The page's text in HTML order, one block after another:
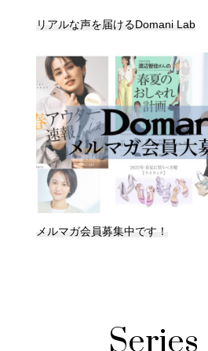
リアルな声を届けるDomani Lab
メルマガ会員募集中です！
Series